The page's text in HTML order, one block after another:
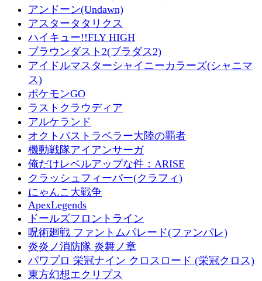
アンドーン(Undawn)
アスタータタリクス
ハイキュー!!FLY HIGH
ブラウンダスト2(ブラダス2)
アイドルマスターシャイニーカラーズ(シャニマ
ス)
ポケモンGO
ラストクラウディア
アルケランド
オクトパストラベラー大陸の覇者
機動戦隊アイアンサーガ
俺だけレベルアップな件：ARISE
クラッシュフィーバー(クラフィ)
にゃんこ大戦争
ApexLegends
ドールズフロントライン
呪術廻戦 ファントムパレード(ファンパレ)
炎炎ノ消防隊 炎舞ノ章
パワプロ 栄冠ナイン クロスロード (栄冠クロス)
東方幻想エクリプス